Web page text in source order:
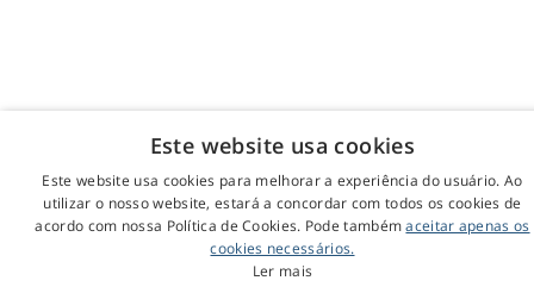
Este website usa cookies
Este website usa cookies para melhorar a experiência do usuário. Ao
utilizar o nosso website, estará a concordar com todos os cookies de
acordo com nossa Política de Cookies. Pode tambémaceitar apenas os
cookies necessários.
Ler mais